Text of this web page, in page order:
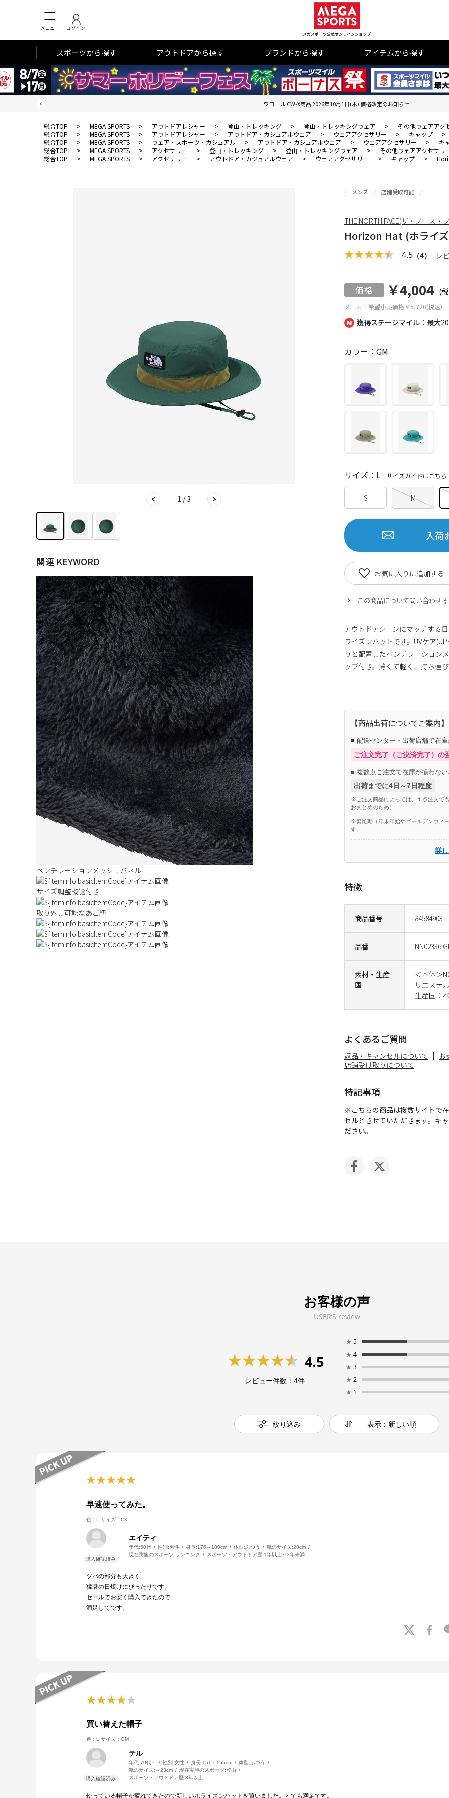
メニュー ログイン
メガスポーツ公式オンラインショップ
スポーツから探す アウトドアから探す ブランドから探す アイテムから探す
ワコール CW-X商品 2026年10月1日(木) 価格改定のお知らせ
総合TOP > MEGA SPORTS > アウトドアレジャー > 登山・トレッキング > 登山・トレッキングウェア >
その他ウェアアク
総合TOP
> MEGA SPORTS > アウトドアレジャー > アウトドア・カジュアルウェア > ウェアアクセサリー > キャップ
>
総合TOP
> MEGA SPORTS > ウェア・スポーツ・カジュアル > アウトドア・カジュアルウェア > ウェアアクセサリー >
キ
総合TOP
> MEGA SPORTS > アクセサリー > 登山・トレッキング > 登山・トレッキングウェア >
その他ウェアアクセサリ
総合TOP
> MEGA SPORTS > アクセサリー > アウトドア・カジュアルウェア > ウェアアクセサリー > キャップ >
1 / 3
関連 KEYWORD
ベンチレーションメッシュパネル
サイズ調整機能付き
取り外し可能なあご紐
獲得ステージマイル：最大
メンズ 店舗受取可能
Horizon Hat (ホライ
4.5 （4） レ
メーカー希望小売価格￥5,720(税込)
￥4,004 (
商品番号 84584903
品番 NN02336
素材・生産
国
＜本体＞
リエステ
生産国：
カラー：GM
S M
サイズ：L サイズガイドはこちら
入荷
この商品について問い合わせる
お気に入りに追加する
THE NORTH FACE(ザ・ノース・
アウトドアシーンにマッチする
ライズンハットです。UVケア
りと配置したベンチレーション
ップ付き。薄くて軽く、持ち運
【商品出荷についてご案内】
■ 配送センター・出荷店舗で在
ご注文完了（ご決済完了）の
■ 複数点ご注文で在庫が揃わな
出荷までに4日～7日程度
※ご注文商品によっては、１点注文で
おまとめのため）
※繁忙期（年末年始やゴールデンウィ
す。
詳
特徴
よくあるご質問
返品・キャンセルについて
お
店舗受け取りについて
特記事項
※こちらの商品は複数サイトで
セルとさせていただきます。キ
ださい。
お客様の声
USER’S review
4.5
レビュー件数：4件
★ 5
★ 4
★ 3
★ 2
★ 1
絞り込み 表示：新しい順
早速使ってみた。
色：L サイズ：CK
エイティ
年代:50代 性別:男性 身長:176～180cm 体型: ふつう 靴のサイズ:28cm
現在実施のスポーツ:ランニング スポーツ・アウトドア歴:1年以上～3年未満
ツバの部分も大きく
猛暑の日焼けにぴったりです。
セールでお安く購入できたので
満足してです。
買い替えた帽子
色：L サイズ：GM
テル
年代:70代～ 性別:女性 身長:151～155cm 体型:ふつう
靴のサイズ: ～23cm 現在実施のスポーツ:登山
スポーツ・アウトドア歴:3年以上
使っている帽子が疲れてきたので新しいホライズンハットを買いました。とても満足です。